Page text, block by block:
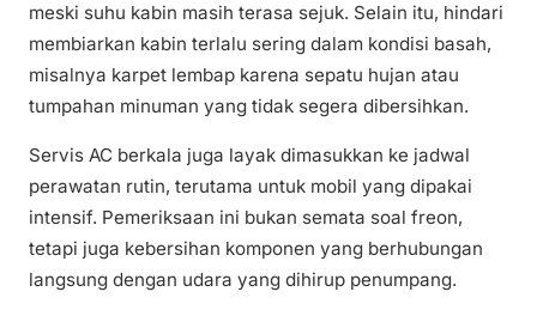
meski suhu kabin masih terasa sejuk. Selain itu, hindari
membiarkan kabin terlalu sering dalam kondisi basah,
misalnya karpet lembap karena sepatu hujan atau
tumpahan minuman yang tidak segera dibersihkan.
Servis AC berkala juga layak dimasukkan ke jadwal
perawatan rutin, terutama untuk mobil yang dipakai
intensif. Pemeriksaan ini bukan semata soal freon,
tetapi juga kebersihan komponen yang berhubungan
langsung dengan udara yang dihirup penumpang.